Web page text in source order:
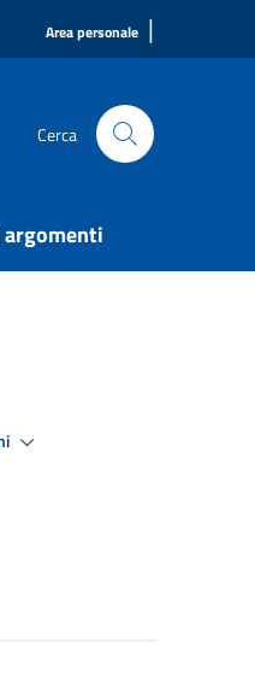
Area personale |
Cerca